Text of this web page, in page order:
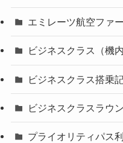
エミレーツ航空ファ
ビジネスクラス（機
ビジネスクラス搭乗
ビジネスクラスラウ
プライオリティパス